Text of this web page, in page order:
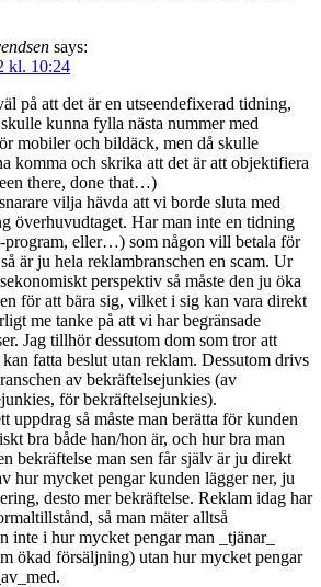
says:
kl. 10:24
på att det är en utseendefixerad tidning,
kunna fylla nästa nummer med
mobiler och bildäck, men då skulle
komma och skrika att det är att objektifiera
there, done that…)
vilja hävda att vi borde sluta med
överhuvudtaget. Har man inte en tidning
program, eller…) som någon vill betala för
är ju hela reklambranschen en scam. Ur
perspektiv så måste den ju öka
för att bära sig, vilket i sig kan vara direkt
me tanke på att vi har begränsade
Jag tillhör dessutom dom som tror att
fatta beslut utan reklam. Dessutom drivs
av bekräftelsejunkies (av
för bekräftelsejunkies).
uppdrag så måste man berätta för kunden
bra både han/hon är, och hur bra man
bekräftelse man sen får själv är ju direkt
hur mycket pengar kunden lägger ner, ju
desto mer bekräftelse. Reklam idag har
så man mäter alltså
inte i hur mycket pengar man _tjänar_
ökad försäljning) utan hur mycket pengar